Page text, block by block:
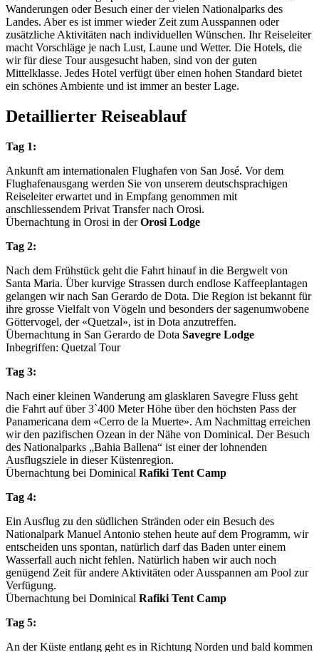
Wanderungen oder Besuch einer der vielen Nationalparks des
Landes. Aber es ist immer wieder Zeit zum Ausspannen oder
zusätzliche Aktivitäten nach individuellen Wünschen. Ihr Reiseleiter
macht Vorschläge je nach Lust, Laune und Wetter. Die Hotels, die
wir für diese Tour ausgesucht haben, sind von der guten
Mittelklasse. Jedes Hotel verfügt über einen hohen Standard bietet
ein schönes Ambiente und ist immer an bester Lage.
Detaillierter Reiseablauf
Tag 1:
Ankunft am internationalen Flughafen von San José. Vor dem
Flughafenausgang werden Sie von unserem deutschsprachigen
Reiseleiter erwartet und in Empfang genommen mit
anschliessendem Privat Transfer nach Orosi.
Übernachtung in Orosi in derOrosi Lodge
Tag 2:
Nach dem Frühstück geht die Fahrt hinauf in die Bergwelt von
Santa Maria. Über kurvige Strassen durch endlose Kaffeeplantagen
gelangen wir nach San Gerardo de Dota. Die Region ist bekannt für
ihre grosse Vielfalt von Vögeln und besonders der sagenumwobene
Göttervogel, der «Quetzal», ist in Dota anzutreffen.
Übernachtung in San Gerardo de Dota Savegre Lodge
Inbegriffen: Quetzal Tour
Tag 3:
Nach einer kleinen Wanderung am glasklaren Savegre Fluss geht
die Fahrt auf über 3`400 Meter Höhe über den höchsten Pass der
Panamericana dem «Cerro de la Muerte». Am Nachmittag erreichen
wir den pazifischen Ozean in der Nähe von Dominical. Der Besuch
des Nationalparks „Bahia Ballena“ ist einer der lohnenden
Ausflugsziele in dieser Küstenregion.
Übernachtung bei Dominical Rafiki Tent Camp
Tag 4:
Ein Ausflug zu den südlichen Stränden oder ein Besuch des
Nationalpark Manuel Antonio stehen heute auf dem Programm, wir
entscheiden uns spontan, natürlich darf das Baden unter einem
Wasserfall auch nicht fehlen. Natürlich haben wir auch noch
genügend Zeit für andere Aktivitäten oder Ausspannen am Pool zur
Verfügung.
Übernachtung bei Dominical Rafiki Tent Camp
Tag 5:
An der Küste entlang geht es in Richtung Norden und bald kommen